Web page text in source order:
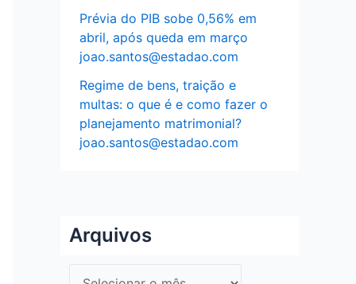
Prévia do PIB sobe 0,56% em
abril, após queda em março
joao.santos@estadao.com
Regime de bens, traição e
multas: o que é e como fazer o
planejamento matrimonial?
joao.santos@estadao.com
Arquivos